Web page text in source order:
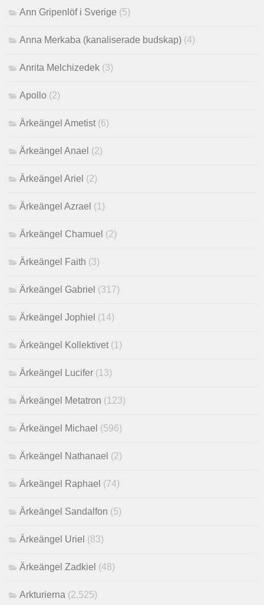
Ann Gripenlöf i Sverige (5)
Anna Merkaba (kanaliserade budskap) (4)
Anrita Melchizedek (3)
Apollo (2)
Ärkeängel Ametist (6)
Ärkeängel Anael (2)
Ärkeängel Ariel (2)
Ärkeängel Azrael (1)
Ärkeängel Chamuel (2)
Ärkeängel Faith (3)
Ärkeängel Gabriel (317)
Ärkeängel Jophiel (14)
Ärkeängel Kollektivet (1)
Ärkeängel Lucifer (13)
Ärkeängel Metatron (123)
Ärkeängel Michael (596)
Ärkeängel Nathanael (2)
Ärkeängel Raphael (74)
Ärkeängel Sandalfon (5)
Ärkeängel Uriel (83)
Ärkeängel Zadkiel (48)
Arkturierna (2,525)